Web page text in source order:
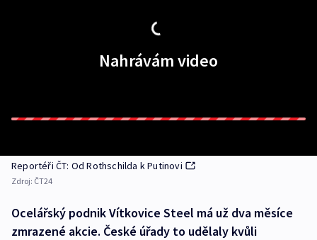
Nahrávám video
Reportéři ČT: Od Rothschilda k Putinovi
Zdroj: ČT24
Ocelářský podnik Vítkovice Steel má už dva měsíce
zmrazené akcie. České úřady to udělaly kvůli